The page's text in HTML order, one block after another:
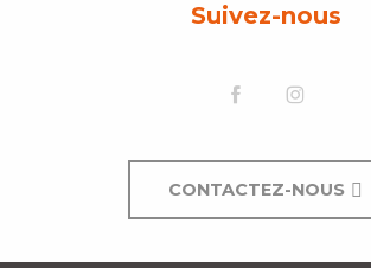
Suivez-nous
CONTACTEZ-NOUS